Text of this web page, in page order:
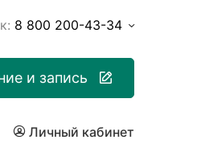
8 800 200-43-34
и запись
Личный кабинет